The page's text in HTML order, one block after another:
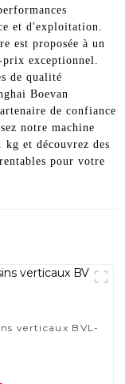
et d'exploitation.
est proposée à un
exceptionnel.
de qualité
Boevan
de confiance
notre machine
kg et découvrez des
pour votre
verticaux BVL-